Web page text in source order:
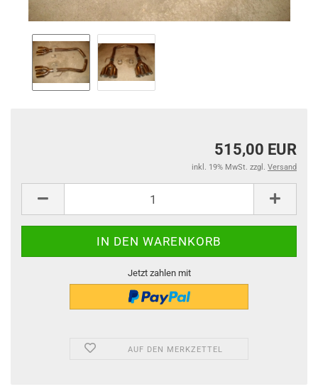
515,00 EUR
inkl. 19% MwSt. zzgl. Versand
Jetzt zahlen mit
AUF DEN MERKZETTEL